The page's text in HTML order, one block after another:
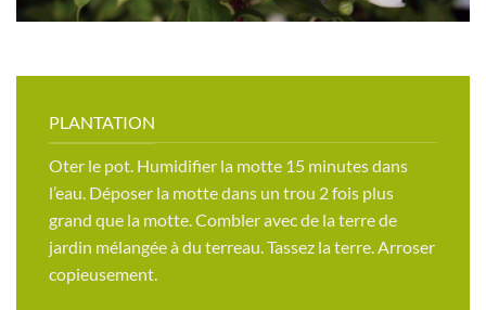
PLANTATION
Oter le pot. Humidifier la motte 15 minutes dans
l’eau. Déposer la motte dans un trou 2 fois plus
grand que la motte. Combler avec de la terre de
jardin mélangée à du terreau. Tassez la terre. Arroser
copieusement.